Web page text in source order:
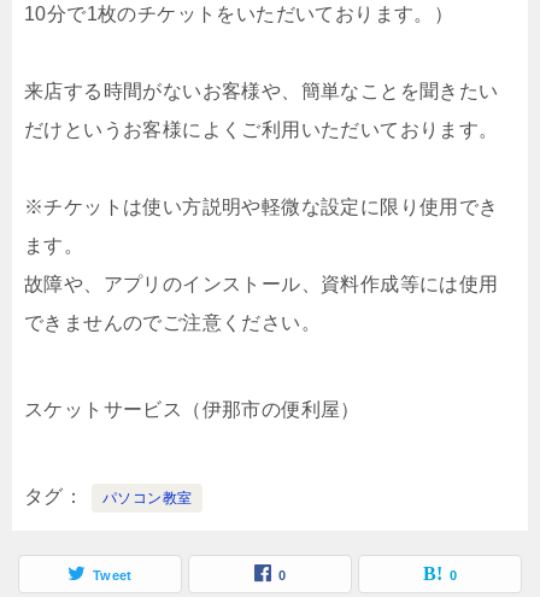
10分で1枚のチケットをいただいております。）
来店する時間がないお客様や、簡単なことを聞きたい
だけというお客様によくご利用いただいております。
※チケットは使い方説明や軽微な設定に限り使用でき
ます。
故障や、アプリのインストール、資料作成等には使用
できませんのでご注意ください。
スケットサービス（伊那市の便利屋）
タグ パソコン教室
Tweet 0 0